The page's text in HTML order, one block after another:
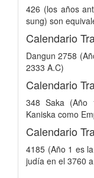
426 (los años
sung) son
Calendario
Dangun 2758
2333 A.C)
Calendario
348 Saka (Año
Kaniska como
4185 (Año 1 es
judía en el 3760